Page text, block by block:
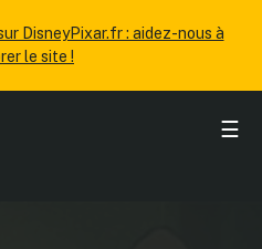
DisneyPixar.fr : aidez-nous à
le site !
☰